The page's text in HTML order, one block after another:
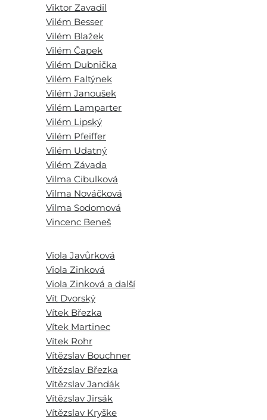
Viktor Zavadil
Vilém Besser
Vilém Blažek
Vilém Čapek
Vilém Dubnička
Vilém Faltýnek
Vilém Janoušek
Vilém Lamparter
Vilém Lipský
Vilém Pfeiffer
Vilém Udatný
Vilém Závada
Vilma Cibulková
Vilma Nováčková
Vilma Sodomová
Vincenc Beneš
Viola Javůrková
Viola Zinková
Viola Zinková a další
Vít Dvorský
Vítek Březka
Vítek Martinec
Vítek Rohr
Vítězslav Bouchner
Vítězslav Březka
Vítězslav Jandák
Vítězslav Jirsák
Vítězslav Kryške